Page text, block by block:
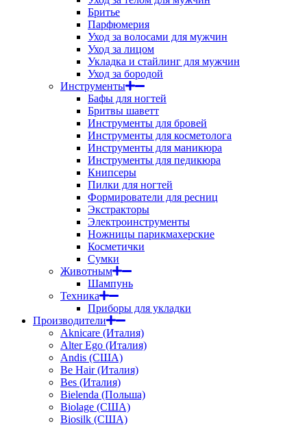
Бритье
Парфюмерия
Уход за волосами для мужчин
Уход за лицом
Укладка и стайлинг для мужчин
Уход за бородой
Инструменты
Бафы для ногтей
Бритвы шаветт
Инструменты для бровей
Инструменты для косметолога
Инструменты для маникюра
Инструменты для педикюра
Книпсеры
Пилки для ногтей
Формирователи для ресниц
Экстракторы
Электроинструменты
Ножницы парикмахерские
Косметички
Сумки
Животным
Шампунь
Техника
Приборы для укладки
Производители
Aknicare (Италия)
Alter Ego (Италия)
Andis (США)
Be Hair (Италия)
Bes (Италия)
Bielenda (Польша)
Biolage (США)
Biosilk (США)